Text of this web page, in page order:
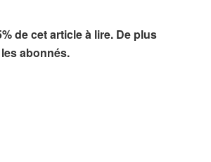
de cet article à lire. De plus
abonnés.